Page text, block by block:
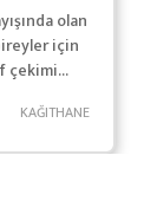
olan
için
çekimi
kimlik
KAĞITHANE